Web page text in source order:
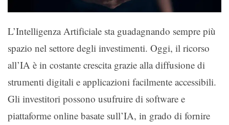
L’Intelligenza Artificiale sta guadagnando sempre più
spazio nel settore degli investimenti. Oggi, il ricorso
all’IA è in costante crescita grazie alla diffusione di
strumenti digitali e applicazioni facilmente accessibili.
Gli investitori possono usufruire di software e
piattaforme online basate sull’IA, in grado di fornire